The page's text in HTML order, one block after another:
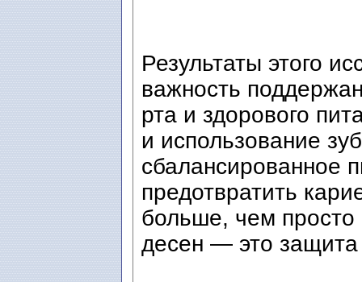
Результаты этого
важность
рта и здорового
и использование
сбалансированное
предотвратить
больше, чем просто
десен — это защита